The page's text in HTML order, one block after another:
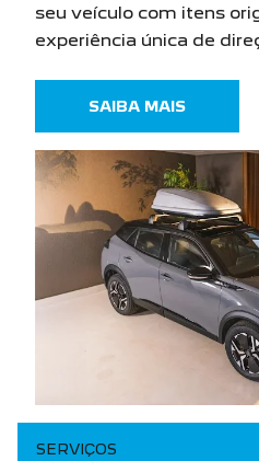
seu veículo com itens
experiência única de
SAIBA MAIS
SERVIÇOS